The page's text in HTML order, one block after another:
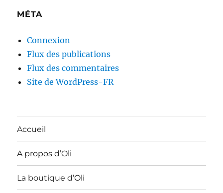
MÉTA
Connexion
Flux des publications
Flux des commentaires
Site de WordPress-FR
Accueil
A propos d’Oli
La boutique d’Oli